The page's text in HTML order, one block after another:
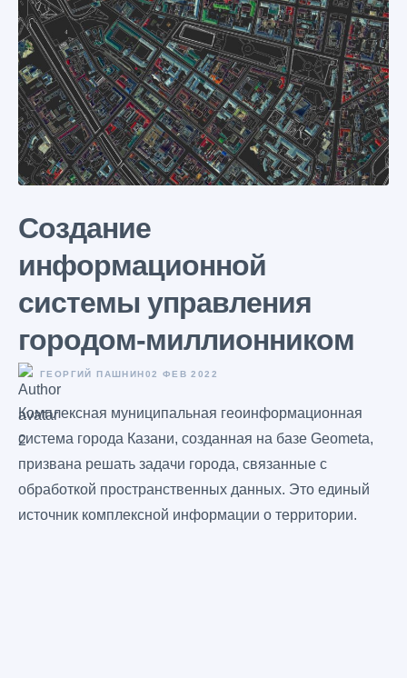
Создание
информационной
системы управления
городом-миллионником
ГЕОРГИЙ ПАШНИН02 ФЕВ 2022
Комплексная муниципальная геоинформационная
система города Казани, созданная на базе Geometa,
призвана решать задачи города, связанные с
обработкой пространственных данных. Это единый
источник комплексной информации о территории.